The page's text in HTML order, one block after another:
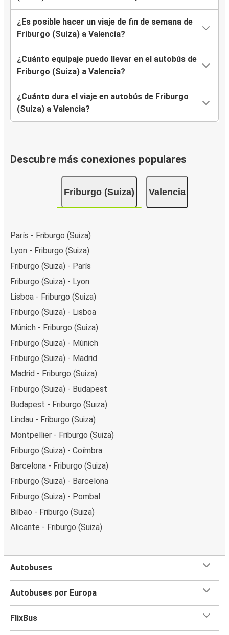
¿Es posible hacer un viaje de fin de semana de
Friburgo (Suiza) a Valencia?
¿Cuánto equipaje puedo llevar en el autobús de
Friburgo (Suiza) a Valencia?
¿Cuánto dura el viaje en autobús de Friburgo
(Suiza) a Valencia?
Descubre más conexiones populares
Friburgo (Suiza) Valencia
París - Friburgo (Suiza)
Lyon - Friburgo (Suiza)
Friburgo (Suiza) - París
Friburgo (Suiza) - Lyon
Lisboa - Friburgo (Suiza)
Friburgo (Suiza) - Lisboa
Múnich - Friburgo (Suiza)
Friburgo (Suiza) - Múnich
Friburgo (Suiza) - Madrid
Madrid - Friburgo (Suiza)
Friburgo (Suiza) - Budapest
Budapest - Friburgo (Suiza)
Lindau - Friburgo (Suiza)
Montpellier - Friburgo (Suiza)
Friburgo (Suiza) - Coímbra
Barcelona - Friburgo (Suiza)
Friburgo (Suiza) - Barcelona
Friburgo (Suiza) - Pombal
Bilbao - Friburgo (Suiza)
Alicante - Friburgo (Suiza)
Autobuses
Autobuses por Europa
FlixBus